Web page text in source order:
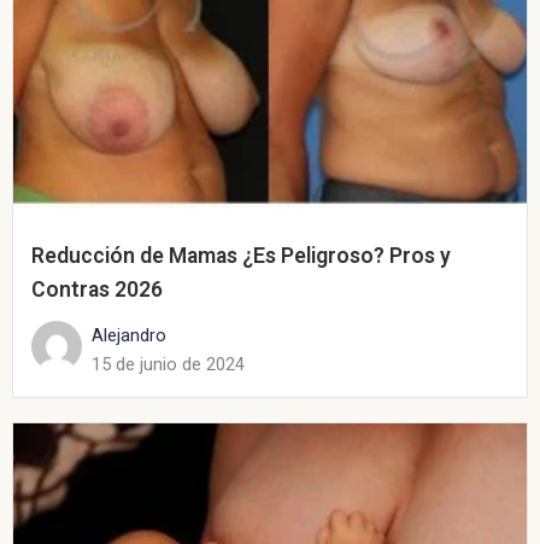
Reducción de Mamas ¿Es Peligroso? Pros y
Contras 2026
Alejandro
15 de junio de 2024